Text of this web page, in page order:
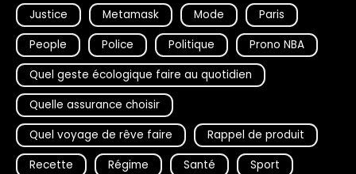
Justice
Metamask Mode
Paris
People
Police Politique
Prono NBA
Quel geste écologique faire au quotidien
Quelle assurance choisir
Quel voyage de rêve faire
Rappel de produit
Recette
Régime Santé Sport